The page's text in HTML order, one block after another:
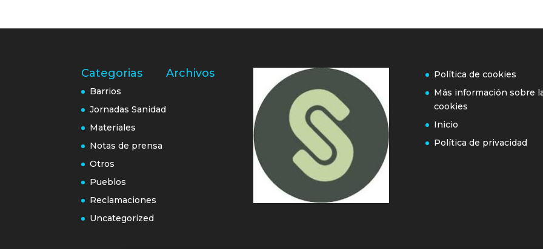
Categorias
Barrios
Jornadas Sanidad
Materiales
Notas de prensa
Otros
Pueblos
Reclamaciones
Uncategorized
Archivos
Política de cookies
Más información sobre
cookies
Inicio
Política de privacidad